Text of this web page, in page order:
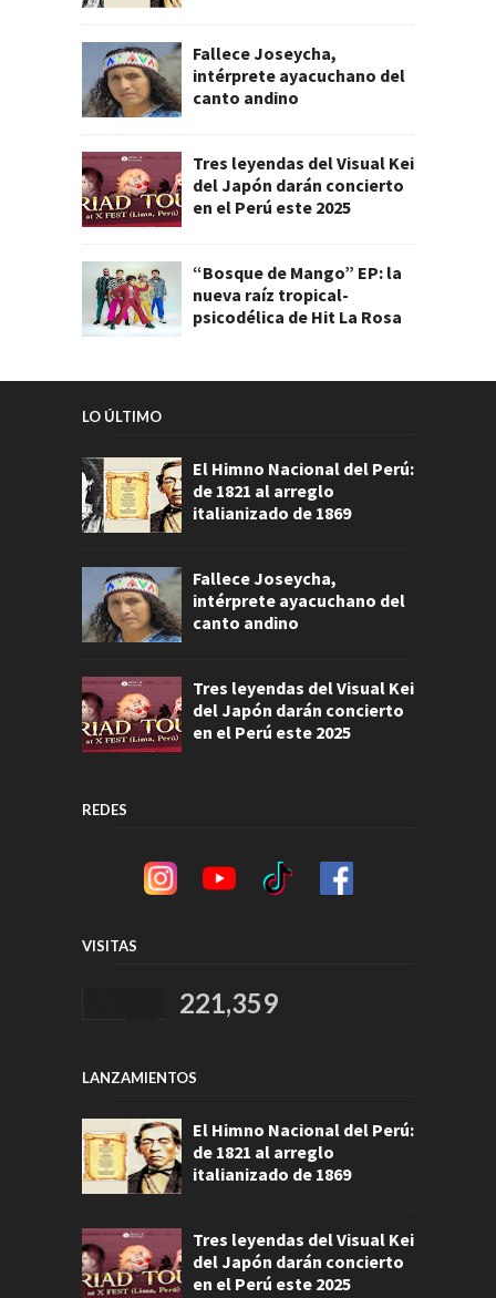
Fallece Joseycha,
intérprete ayacuchano del
canto andino
Tres leyendas del Visual Kei
del Japón darán concierto
en el Perú este 2025
“Bosque de Mango” EP: la
nueva raíz tropical-
psicodélica de Hit La Rosa
LO ÚLTIMO
El Himno Nacional del Perú:
de 1821 al arreglo
italianizado de 1869
Fallece Joseycha,
intérprete ayacuchano del
canto andino
Tres leyendas del Visual Kei
del Japón darán concierto
en el Perú este 2025
REDES
VISITAS
221,359
LANZAMIENTOS
El Himno Nacional del Perú:
de 1821 al arreglo
italianizado de 1869
Tres leyendas del Visual Kei
del Japón darán concierto
en el Perú este 2025